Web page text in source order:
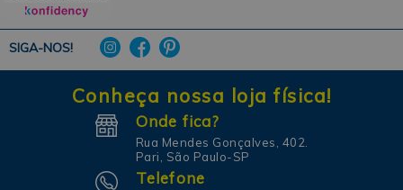
SIGA-NOS!
Conheça nossa loja física!
Onde fica?
Rua Mendes Gonçalves, 402.
Pari, São Paulo-SP
Telefone